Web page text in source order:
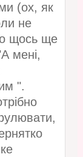
(ох, як
не
щось ще
мені,
".